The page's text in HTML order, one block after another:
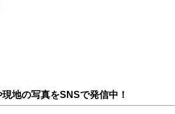
地の写真をSNSで発信中！